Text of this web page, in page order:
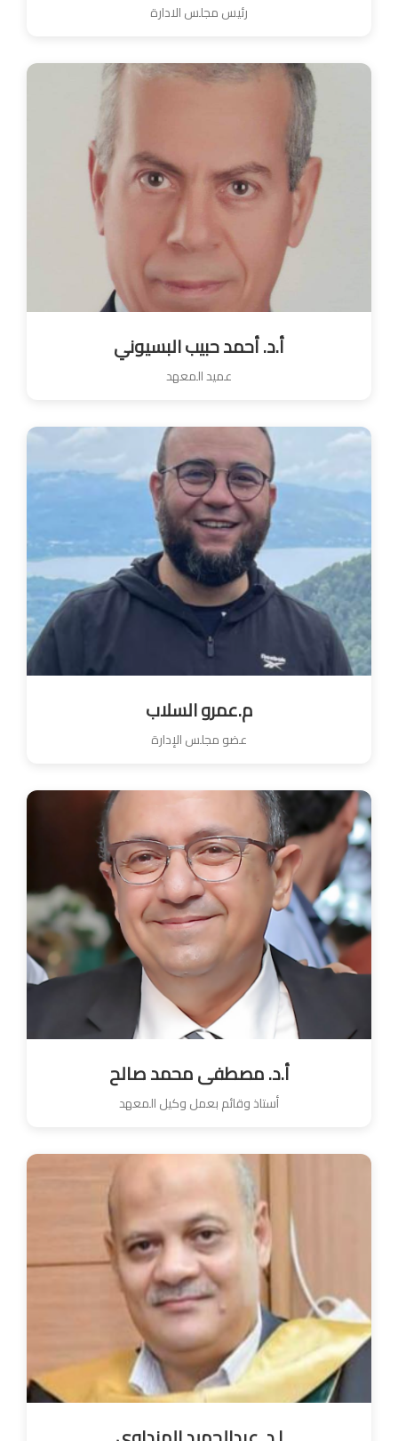
رئيس مجلس الادارة
أ.د. أحمد حبيب البسيوني
عميد المعهد
م.عمرو السلاب
عضو مجلس الإدارة
أ.د. مصطفى محمد صالح
أستاذ وقائم بعمل وكيل المعهد